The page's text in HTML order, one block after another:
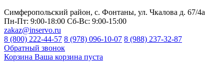
Симферопольский район, с. Фонтаны, ул. Чкалова д. 67/4а
Пн-Пт: 9:00-18:00 Сб-Вс: 9:00-15:00
zakaz@inservo.ru
8 (800) 222-44-57 8 (978) 096-10-07 8 (988) 237-32-87
Обратный звонок
Корзина Ваша корзина пуста